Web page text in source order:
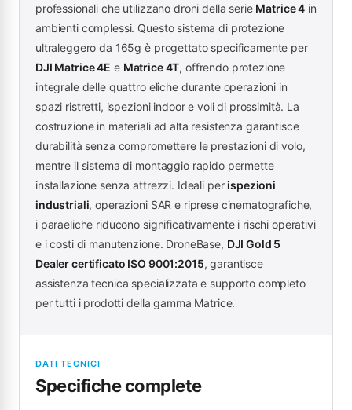
professionali che utilizzano droni della serie Matrice 4 in
ambienti complessi. Questo sistema di protezione
ultraleggero da 165g è progettato specificamente per
DJI Matrice 4E e Matrice 4T, offrendo protezione
integrale delle quattro eliche durante operazioni in
spazi ristretti, ispezioni indoor e voli di prossimità. La
costruzione in materiali ad alta resistenza garantisce
durabilità senza compromettere le prestazioni di volo,
mentre il sistema di montaggio rapido permette
installazione senza attrezzi. Ideali per ispezioni
industriali, operazioni SAR e riprese cinematografiche,
i paraeliche riducono significativamente i rischi operativi
e i costi di manutenzione. DroneBase, DJI Gold 5
Dealer certificato ISO 9001:2015, garantisce
assistenza tecnica specializzata e supporto completo
per tutti i prodotti della gamma Matrice.
DATI TECNICI
Specifiche complete